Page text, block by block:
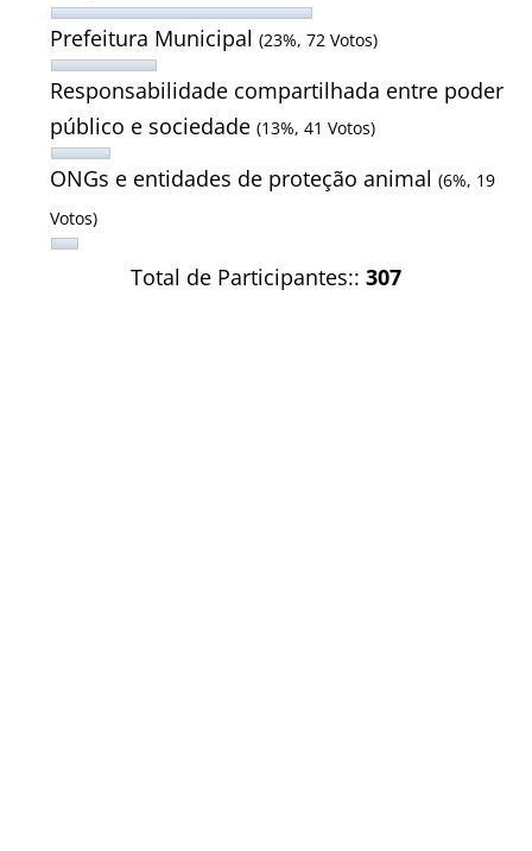
Prefeitura Municipal (23%, 72 Votos)
Responsabilidade compartilhada entre poder
público e sociedade (13%, 41 Votos)
ONGs e entidades de proteção animal (6%, 19
Votos)
Total de Participantes:: 307